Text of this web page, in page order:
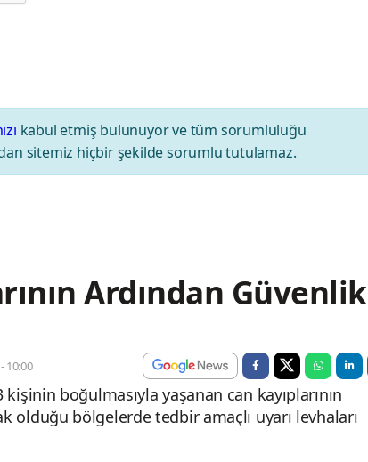
kabul etmiş bulunuyor ve tüm sorumluluğu
sitemiz hiçbir şekilde sorumlu tutulamaz.
Ardından Güvenlik
10:00
boğulmasıyla yaşanan can kayıplarının
olduğu bölgelerde tedbir amaçlı uyarı levhaları